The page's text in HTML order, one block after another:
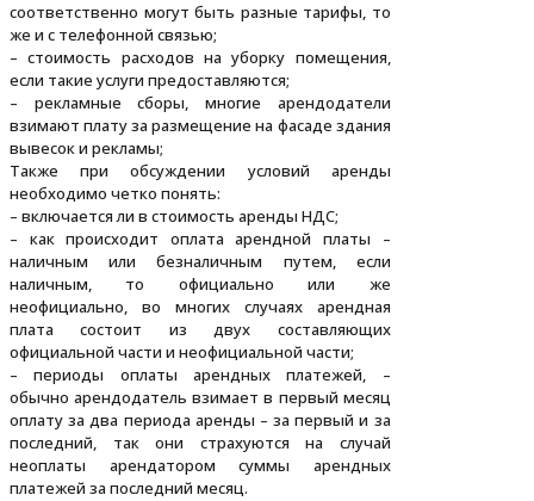
соответственно могут быть разные тарифы, то
же и с телефонной связью;
– стоимость расходов на уборку помещения,
если такие услуги предоставляются;
– рекламные сборы, многие арендодатели
взимают плату за размещение на фасаде здания
вывесок и рекламы;
Также при обсуждении условий аренды
необходимо четко понять:
– включается ли в стоимость аренды НДС;
– как происходит оплата арендной платы –
наличным или безналичным путем, если
наличным, то официально или же
неофициально, во многих случаях арендная
плата состоит из двух составляющих
официальной части и неофициальной части;
– периоды оплаты арендных платежей, –
обычно арендодатель взимает в первый месяц
оплату за два периода аренды – за первый и за
последний, так они страхуются на случай
неоплаты арендатором суммы арендных
платежей за последний месяц.